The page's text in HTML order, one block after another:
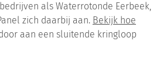
als Waterrotonde Eerbeek,
zich daarbij aan. Bekijk hoe
aan een sluitende kringloop